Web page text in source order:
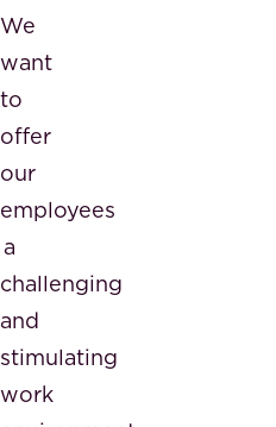
We
want
to
offer
our
employees
a
challenging
and
stimulating
work